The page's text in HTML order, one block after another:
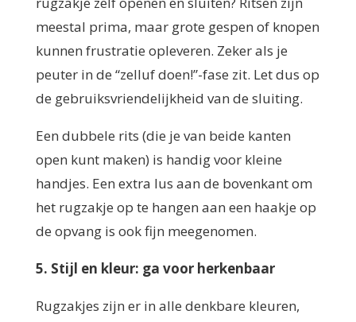
meestal prima, maar grote gespen of knopen
kunnen frustratie opleveren. Zeker als je
peuter in de “zelluf doen!”-fase zit. Let dus op
de gebruiksvriendelijkheid van de sluiting.
Een dubbele rits (die je van beide kanten
open kunt maken) is handig voor kleine
handjes. Een extra lus aan de bovenkant om
het rugzakje op te hangen aan een haakje op
de opvang is ook fijn meegenomen.
5. Stijl en kleur: ga voor herkenbaar
Rugzakjes zijn er in alle denkbare kleuren,